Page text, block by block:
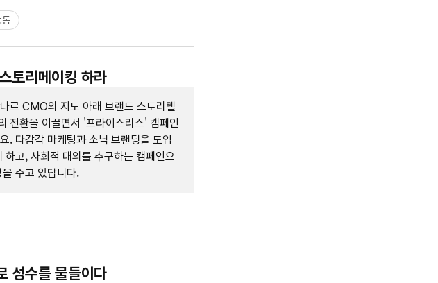
동
토리메이킹 하라
르 CMO의 지도 아래 브랜드 스토리텔
전환을 이끌면서 '프라이스리스' 캠페인
. 다감각 마케팅과 소닉 브랜딩을 도입
하고, 사회적 대의를 추구하는 캠페인으
주고 있답니다.
성수를 물들이다